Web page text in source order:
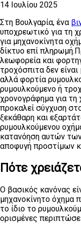
14 Ιουλίου 2025
Στη Βουλγαρία, ένα
υποχρεωτικό για τη
για μηχανοκίνητα
δίκτυο επί
λεωφορεία και
τροχόσπιτα δεν
αλλά φορτία
ρυμουλκούμενο ή
χρονογράφημα για τη
προκαλεί σύγχυση
ξεκάθαρη και
ρυμουλκούμενου
κατανόηση αυτών των
αποφυγή προστίμων
Πότε
Ο βασικός κανόνας
μηχανοκίνητο όχημα
το ίδιο το
ορισμένες